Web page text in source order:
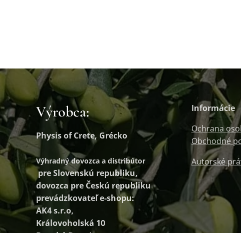
Výrobca:
Physis of Crete, Grécko
Výhradný dovozca a distribútor
pre Slovenskú republiku,
dovozca pre Českú republiku
prevádzkovateľ e-shopu:
AK4 s.r.o,
Královoholská 10
Informácie
Ochrana
Obchodné
Autorské